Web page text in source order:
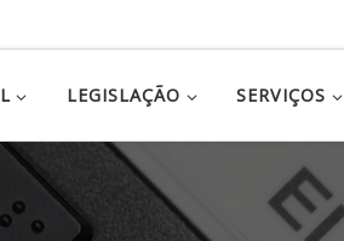
LEGISLAÇÃO SERVIÇOS